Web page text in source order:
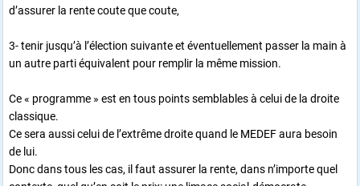
d’assurer la rente coute que coute,
3- tenir jusqu’à l’élection suivante et éventuellement passer la main à
un autre parti équivalent pour remplir la même mission.
Ce « programme » est en tous points semblables à celui de la droite
classique.
Ce sera aussi celui de l’extrême droite quand le MEDEF aura besoin
de lui.
Donc dans tous les cas, il faut assurer la rente, dans n’importe quel